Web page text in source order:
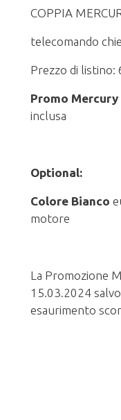
COPPIA
telecomando
Prezzo di listino:
Promo Mercury
inclusa
Optional:
Colore Bianco
motore
La Promozione
15.03.2024
esaurimento